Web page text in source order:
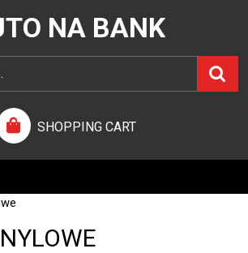
NA BANK
SHOPPING CART